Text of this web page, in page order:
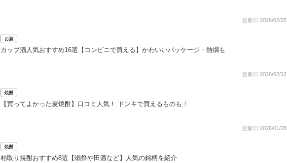
更新日:2026/02/25
お酒
カップ酒人気おすすめ16選【コンビニで買える】かわいいパッケージ・熱燗も
更新日:2026/02/12
焼酎
【買ってよかった麦焼酎】口コミ人気！ ドンキで買えるものも！
更新日:2026/01/28
焼酎
粕取り焼酎おすすめ8選【獺祭や田酒など】人気の銘柄を紹介